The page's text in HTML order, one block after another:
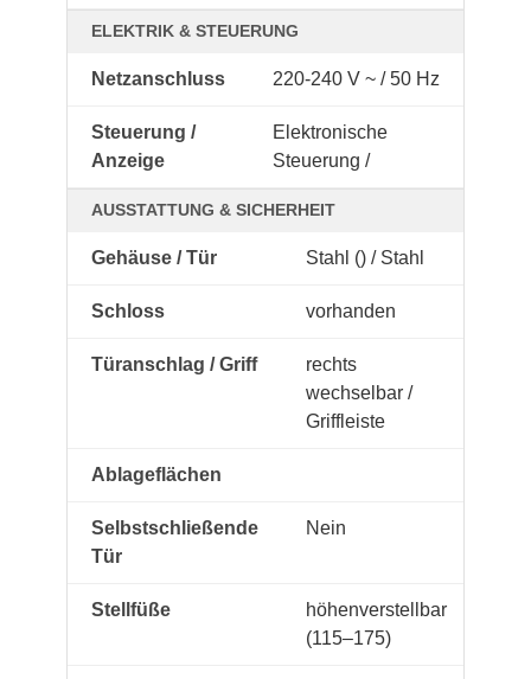
ELEKTRIK & STEUERUNG
Netzanschluss 220-240 V ~ / 50 Hz
Steuerung /
Anzeige
Elektronische
Steuerung /
AUSSTATTUNG & SICHERHEIT
Gehäuse / Tür Stahl () / Stahl
Schloss vorhanden
Türanschlag / Griff
rechts
wechselbar /
Griffleiste
Ablageflächen
Selbstschließende
Tür
Nein
Stellfüße
höhenverstellbar
(115–175)